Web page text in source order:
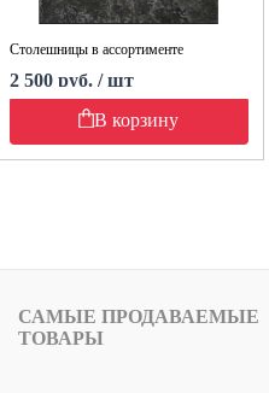
Столешницы в ассортименте
2 500 руб. / шт
В корзину
САМЫЕ ПРОДАВАЕМЫЕ
ТОВАРЫ